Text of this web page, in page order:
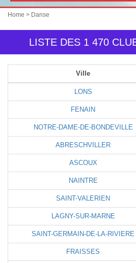
Home > Danse
LISTE DES 1 470
Ville
LONS
FENAIN
NOTRE-DAME-DE-BONDEVILLE
ABRESCHVILLER
ASCOUX
NAINTRE
SAINT-VALERIEN
LAGNY-SUR-MARNE
SAINT-GERMAIN-DE-LA-RIVIERE
FRAISSES